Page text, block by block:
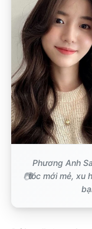
Phương Anh
tóc mới mẻ, xu